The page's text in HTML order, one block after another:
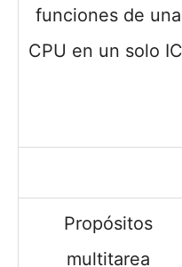
funciones de una
CPU en un solo
Propósitos
multitarea